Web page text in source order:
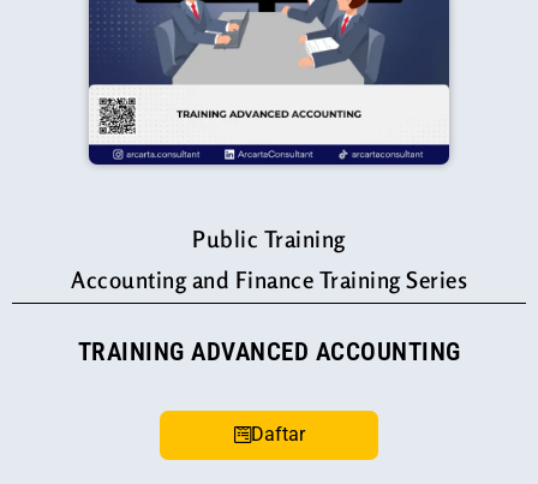
Public Training
Accounting and Finance Training Series
TRAINING ADVANCED ACCOUNTING
Daftar